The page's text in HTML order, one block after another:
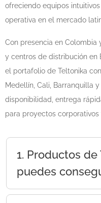
ofreciendo equipos
operativa en el mercado
Con presencia en Colombia
y centros de distribución en
el portafolio de Teltonika
Medellín, Cali, Barranquilla
disponibilidad, entrega
para proyectos corporativos
1. Productos
puedes
Explora una selección